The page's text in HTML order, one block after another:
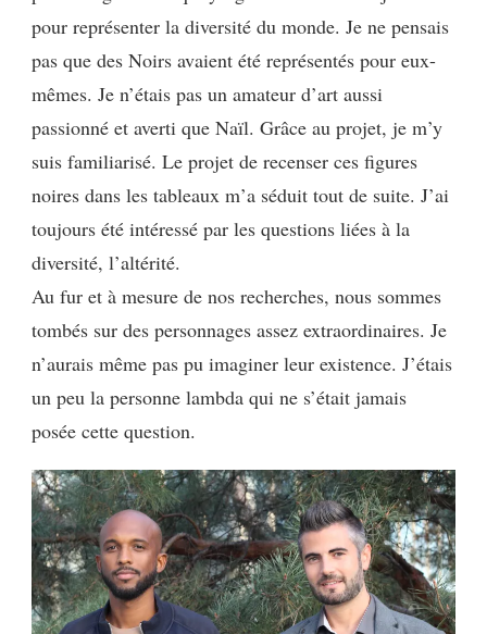
pour représenter la diversité du monde. Je ne pensais
pas que des Noirs avaient été représentés pour eux-
mêmes. Je n’étais pas un amateur d’art aussi
passionné et averti que Naïl. Grâce au projet, je m’y
suis familiarisé. Le projet de recenser ces figures
noires dans les tableaux m’a séduit tout de suite. J’ai
toujours été intéressé par les questions liées à la
diversité, l’altérité.
Au fur et à mesure de nos recherches, nous sommes
tombés sur des personnages assez extraordinaires. Je
n’aurais même pas pu imaginer leur existence. J’étais
un peu la personne lambda qui ne s’était jamais
posée cette question.